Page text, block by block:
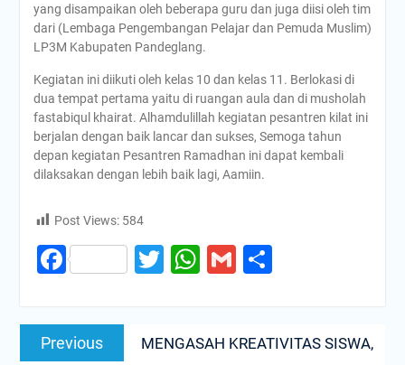
yang disampaikan oleh beberapa guru dan juga diisi oleh tim
dari (Lembaga Pengembangan Pelajar dan Pemuda Muslim)
LP3M Kabupaten Pandeglang.
Kegiatan ini diikuti oleh kelas 10 dan kelas 11. Berlokasi di
dua tempat pertama yaitu di ruangan aula dan di musholah
fastabiqul khairat. Alhamdulillah kegiatan pesantren kilat ini
berjalan dengan baik lancar dan sukses, Semoga tahun
depan kegiatan Pesantren Ramadhan ini dapat kembali
dilaksakan dengan lebih baik lagi, Aamiin.
Post Views: 584
FacebookTwitter
WhatsApp
GmailShare
Post
navigation
Previous
post:
MENGASAH KREATIVITAS SISWA,